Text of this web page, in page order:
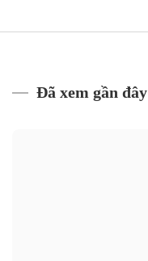
Đã xem gần đây